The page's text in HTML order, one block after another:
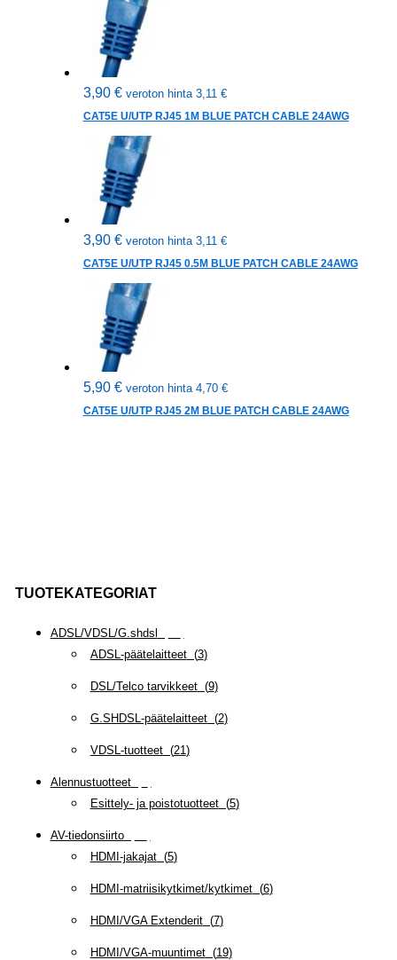
TUOTEKATEGORIAT
ADSL/VDSL/G.shdsl
ADSL-päätelaitteet(3)
DSL/Telco tarvikkeet(9)
G.SHDSL-päätelaitteet(2)
VDSL-tuotteet(21 )
Alennustuotteet(
Esittely- ja poistotuotteet(5)
AV-tiedonsiirto(
HDMI-jakajat(5)
HDMI-matriisikytkimet/kytkimet(6)
HDMI/VGA Extenderit(7)
HDMI/VGA-muuntimet(19)
3,90 € veroton hinta 3,11 €
CAT5E U/UTP RJ45 1M BLUE PATCH CABLE 24AWG
3,90 € veroton hinta 3,11 €
CAT5E U/UTP RJ45 0.5M BLUE PATCH CABLE 24AWG
5,90 € veroton hinta 4,70 €
CAT5E U/UTP RJ45 2M BLUE PATCH CABLE 24AWG